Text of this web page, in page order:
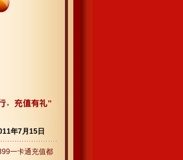
年7月15日
一卡通充值都